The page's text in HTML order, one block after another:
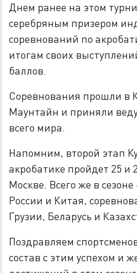
Днем ранее на этом
серебряным призером
соревнований по
итогам своих
баллов.
Соревнования прошли в
Маунтайн и приняли
всего мира.
Напомним, второй этап
акробатике пройдет 25 и
Москве. Всего же в
России и Китая,
Грузии, Беларусь и
Поздравляем
состав с этим успехом и